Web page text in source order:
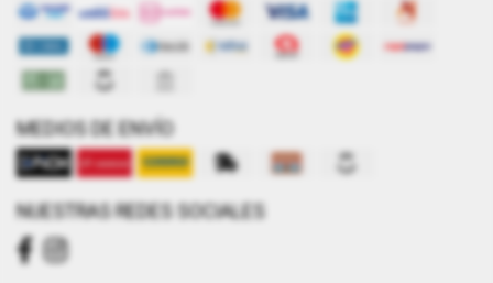
MEDIOS DE ENVÍO
NUESTRAS REDES SOCIALES